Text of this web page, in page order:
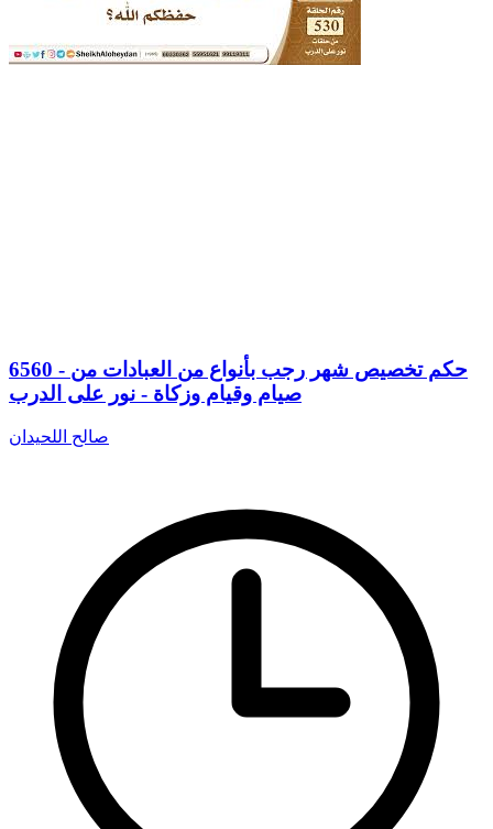
6560 - حكم تخصيص شهر رجب بأنواع من العبادات من
صيام وقيام وزكاة - نور على الدرب
صالح اللحيدان